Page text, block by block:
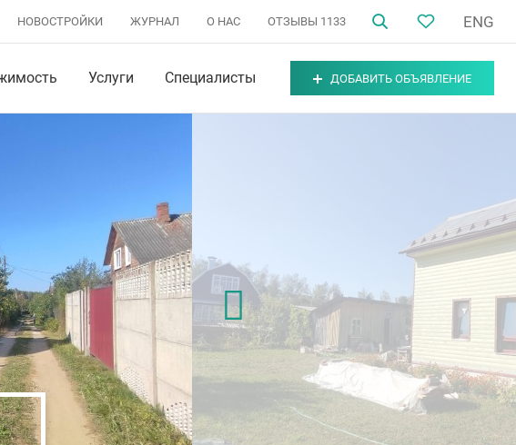
НОВОСТРОЙКИ ЖУРНАЛ О НАС ОТЗЫВЫ 1133 ENG
Услуги Специалисты ДОБАВИТЬ ОБЪЯВЛЕНИЕ